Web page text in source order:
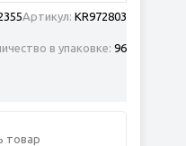
Артикул: KR972803
в упаковке: 96
товар